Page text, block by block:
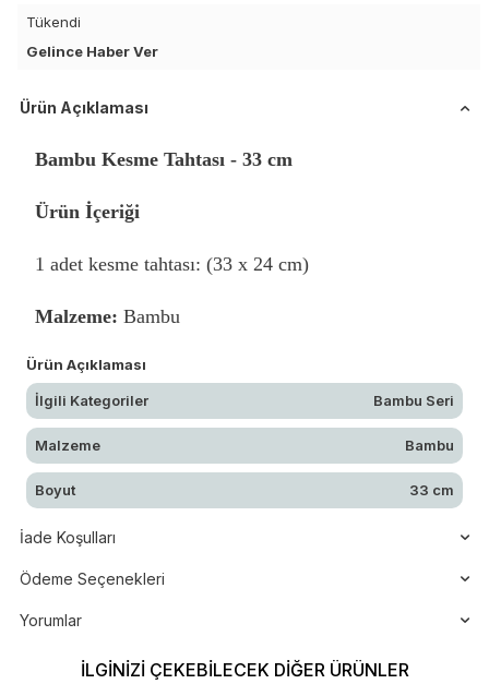
Tükendi
Gelince Haber Ver
Ürün Açıklaması
Bambu Kesme Tahtası - 33 cm
Ürün İçeriği
1 adet kesme tahtası: (33 x 24 cm)
Malzeme: Bambu
Ürün Açıklaması
İlgili Kategoriler Bambu Seri
Malzeme Bambu
Boyut 33 cm
İade Koşulları
Ödeme Seçenekleri
Yorumlar
İLGINIZI ÇEKEBILECEK DIĞER ÜRÜNLER